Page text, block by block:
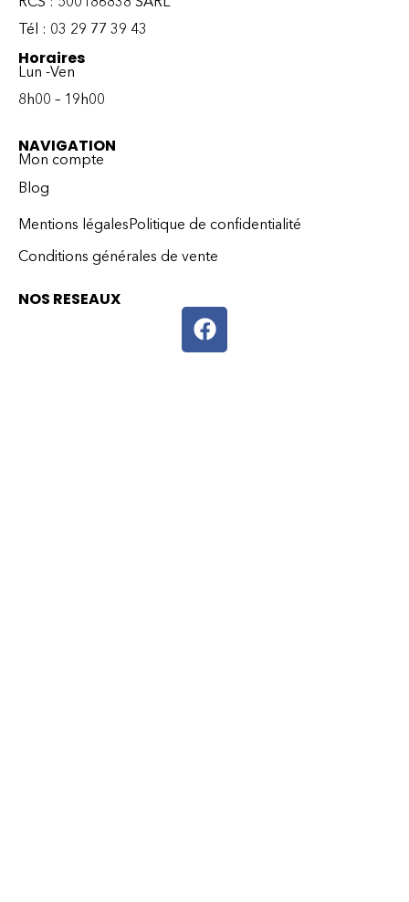
Tél : 03 29 77 39 43
Horaires
Lun -Ven
8h00 – 19h00
NAVIGATION
Mon compte
Blog
Mentions légales Politique de confidentialité
Conditions générales de vente
NOS RESEAUX